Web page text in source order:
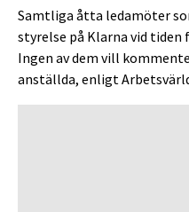
Samtliga åtta ledamöter
styrelse på Klarna vid
Ingen av dem vill
anställda, enligt